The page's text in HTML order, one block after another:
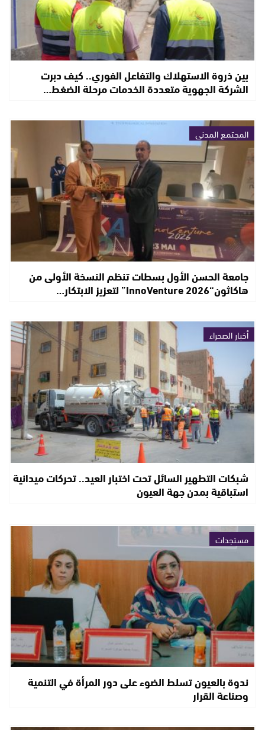
بين ذروة الاستهلاك والتفاعل الفوري.. كيف دبرت
الشركة الجهوية متعددة الخدمات مرحلة الضغط…
المجتمع المدني
جامعة الحسن الأول بسطات تنظم النسخة الأولى من
هاكاثون“InnoVenture 2026” لتعزيز الابتكار…
أخبار الصحراء
شبكات التطهير السائل تحت اختبار العيد.. تحركات ميدانية
استباقية بمدن جهة العيون
مستجدات
ندوة بالعيون تسلط الضوء على دور المرأة في التنمية
وصناعة القرار